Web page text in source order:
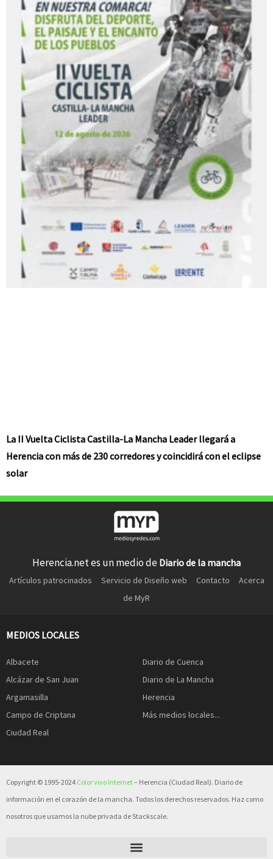
La II Vuelta Ciclista Castilla-La Mancha Leader llegará a
Herencia con más de 230 corredores y coincidirá con el eclipse
solar
Herencia.net es un medio de Diario de la mancha
Artículos patrocinados Servicio de Diseño web Contacto
Acerca
de MyR
MEDIOS LOCALES
Albacete
Alcázar de San Juan
Argamasilla
Campo de Criptana
Ciudad Real
Diario de Cuenca
Diario de La Mancha
Herencia
Más medios locales...
Copyright © 1995-2024 Color vivo Internet– Herencia (Ciudad Real). Diario de
información en el corazón de la mancha. Todos los derechos reservados. Haz como
nosotros que usamos la nube privada de Stackscale.